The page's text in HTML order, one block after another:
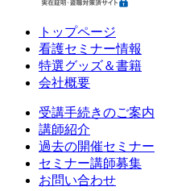
トップページ
看護セミナー情報
特選グッズ＆書籍
会社概要
受講手続きのご案内
講師紹介
過去の開催セミナー
セミナー講師募集
お問い合わせ